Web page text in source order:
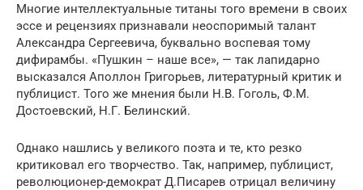
Многие интеллектуальные титаны того времени в своих
эссе и рецензиях признавали неоспоримый талант
Александра Сергеевича, буквально воспевая тому
дифирамбы. «Пушкин – наше все», — так лапидарно
высказался Аполлон Григорьев, литературный критик и
публицист. Того же мнения были Н.В. Гоголь, Ф.М.
Достоевский, Н.Г. Белинский.
Однако нашлись у великого поэта и те, кто резко
критиковал его творчество. Так, например, публицист,
революционер-демократ Д.Писарев отрицал величину